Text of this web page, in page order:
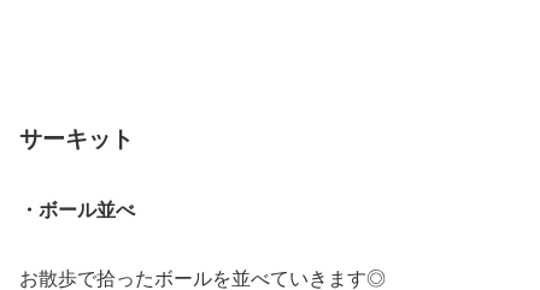
サーキット
・ボール並べ
お散歩で拾ったボールを並べていきます◎